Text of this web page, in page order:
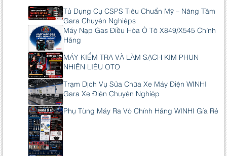
Tủ Dụng Cụ CSPS Tiêu Chuẩn Mỹ – Nâng Tầm
Gara Chuyên Nghiệps
Máy Nạp Gas Điều Hòa Ô Tô X849/X545 Chính
Hãng
MÁY KIỂM TRA VÀ LÀM SẠCH KIM PHUN
NHIÊN LIÊU OTO
Trạm Dịch Vụ Sửa Chữa Xe Máy Điện WINHI
Gara Xe Điện Chuyên Nghiệp
Phụ Tùng Máy Ra Vỏ Chính Hãng WINHI Gía Rẻ